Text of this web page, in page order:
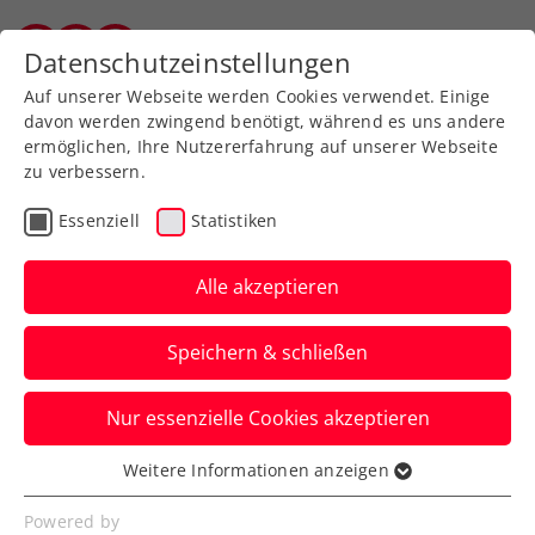
Zurück zur Newsübersicht
Turniere
Über einwöchiges
Wimbledon-Abenteuer
für Tagger beendet
Die ÖTV-Nachwuchshoffnung ist beim
Jugend-Grand-Slam in London jetzt auch
im Doppel ausgeschieden.
Verfasst von: Manuel Wachta, 12.07.2024
Datenschutzeinstellungen
Auf unserer Webseite werden Cookies verwendet. Einige
davon werden zwingend benötigt, während es uns andere
ermöglichen, Ihre Nutzererfahrung auf unserer Webseite
zu verbessern.
Essenziell Statistiken
Alle akzeptieren
Speichern & schließen
Nur essenzielle Cookies akzeptieren
Essenziell
Essenzielle Cookies werden für grundlegende
Weitere Informationen anzeigen
Powered by